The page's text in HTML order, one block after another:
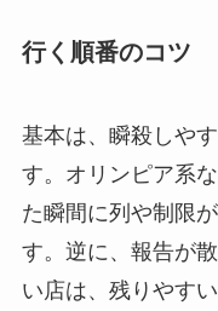
行く順番のコツ
基本は、瞬殺しや
す。オリンピア系
た瞬間に列や制限
す。逆に、報告が
い店は、残りやす